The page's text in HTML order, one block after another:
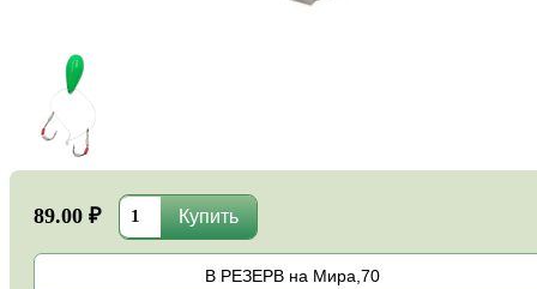
89.00 ₽
В РЕЗЕРВ на Мира,70